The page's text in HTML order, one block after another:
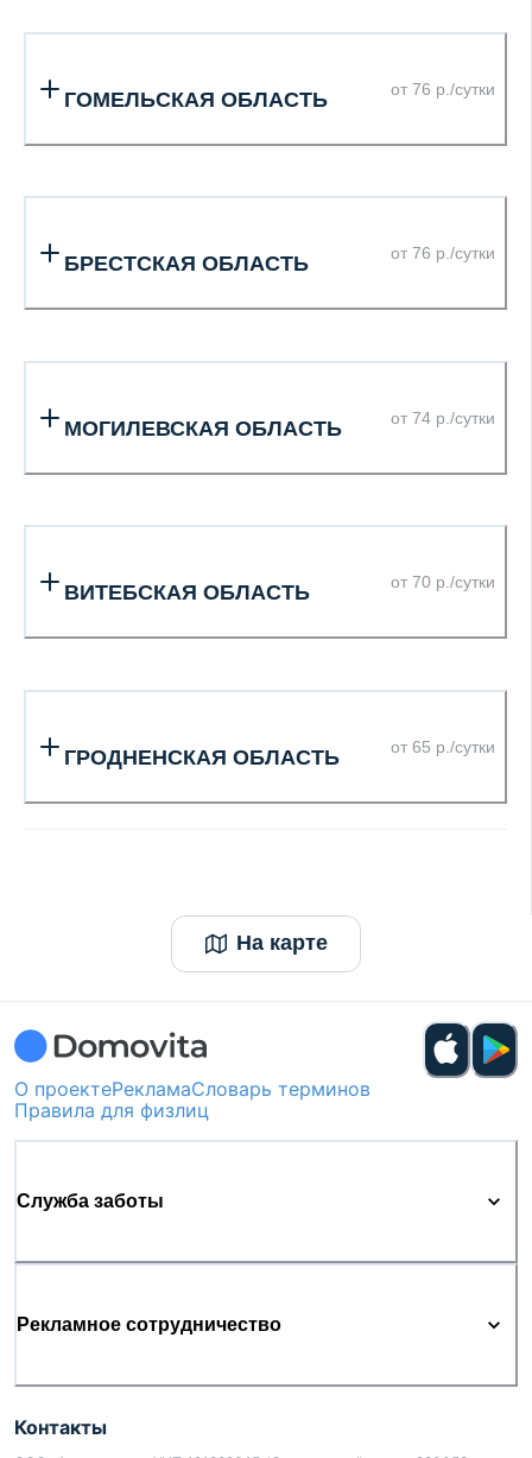
ГОМЕЛЬСКАЯ ОБЛАСТЬ от 76 р./сутки
БРЕСТСКАЯ ОБЛАСТЬ от 76 р./сутки
МОГИЛЕВСКАЯ ОБЛАСТЬ от 74 р./сутки
ВИТЕБСКАЯ ОБЛАСТЬ от 70 р./сутки
ГРОДНЕНСКАЯ ОБЛАСТЬ от 65 р./сутки
На карте
О проектеРекламаСловарь терминов
Правила для физлиц
Служба заботы
Рекламное сотрудничество
Контакты